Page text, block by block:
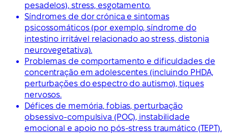
pesadelos), stress, esgotamento.
Síndromes de dor crónica e sintomas
psicossomáticos (por exemplo, síndrome do
intestino irritável relacionado ao stress, distonia
neurovegetativa).
Problemas de comportamento e dificuldades de
concentração em adolescentes (incluindo PHDA,
perturbações do espectro do autismo), tiques
nervosos.
Défices de memória, fobias, perturbação
obsessivo-compulsiva (POC), instabilidade
emocional e apoio no pós-stress traumático (TEPT).